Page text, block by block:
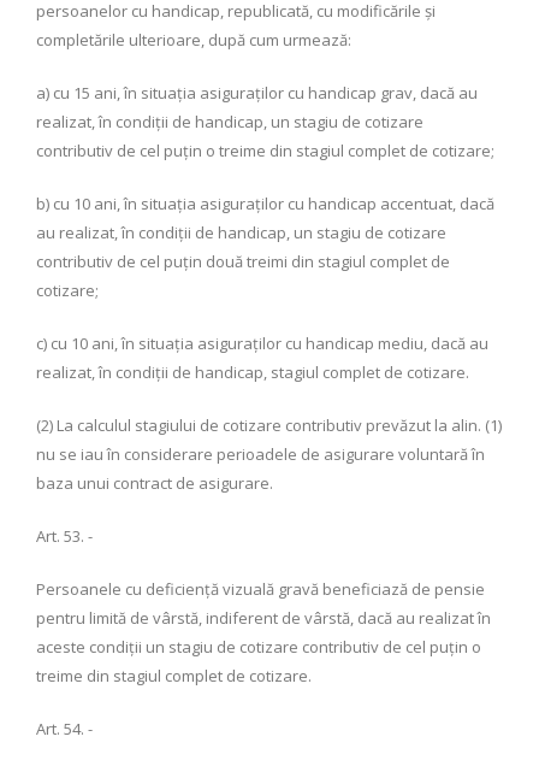
persoanelor cu handicap, republicată, cu modificările şi
completările ulterioare, după cum urmează:
a) cu 15 ani, în situaţia asiguraţilor cu handicap grav, dacă au
realizat, în condiţii de handicap, un stagiu de cotizare
contributiv de cel puţin o treime din stagiul complet de cotizare;
b) cu 10 ani, în situaţia asiguraţilor cu handicap accentuat, dacă
au realizat, în condiţii de handicap, un stagiu de cotizare
contributiv de cel puţin două treimi din stagiul complet de
cotizare;
c) cu 10 ani, în situaţia asiguraţilor cu handicap mediu, dacă au
realizat, în condiţii de handicap, stagiul complet de cotizare.
(2) La calculul stagiului de cotizare contributiv prevăzut la alin. (1)
nu se iau în considerare perioadele de asigurare voluntară în
baza unui contract de asigurare.
Art. 53. -
Persoanele cu deficienţă vizuală gravă beneficiază de pensie
pentru limită de vârstă, indiferent de vârstă, dacă au realizat în
aceste condiţii un stagiu de cotizare contributiv de cel puţin o
treime din stagiul complet de cotizare.
Art. 54. -